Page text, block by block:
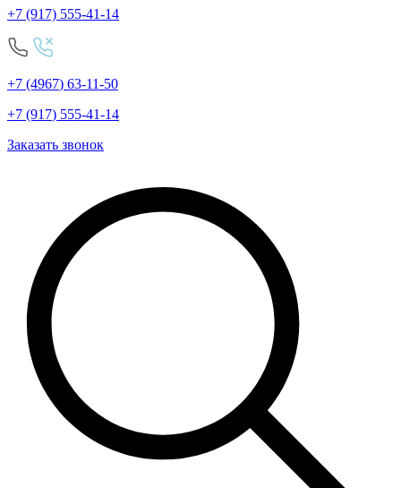
+7 (917) 555-41-14
+7 (4967) 63-11-50
+7 (917) 555-41-14
Заказать звонок